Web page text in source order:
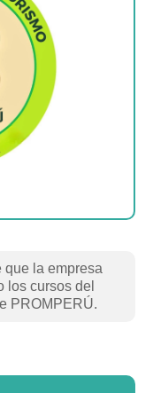
que la empresa
los cursos del
PROMPERÚ.